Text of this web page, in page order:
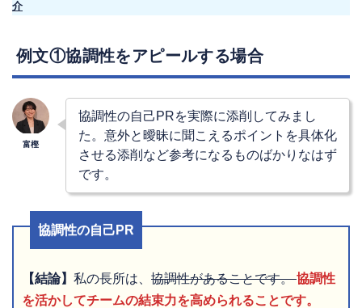
介
例文①協調性をアピールする場合
協調性の自己PRを実際に添削してみまし
た。意外と曖昧に聞こえるポイントを具体化
させる添削など参考になるものばかりなはず
です。
協調性の自己PR
【結論】 私の長所は、 協調性があることです。協調性
を活かしてチームの結束力を高められることです。